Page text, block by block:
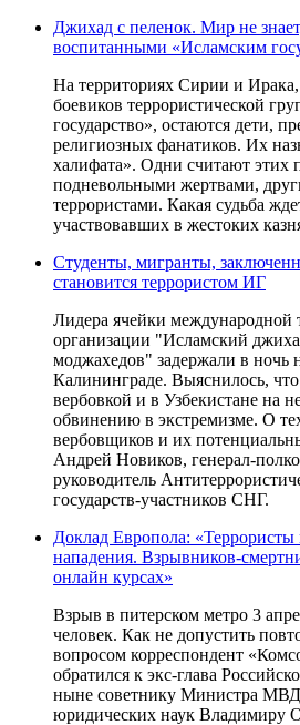
Джихад с пеленок. Мир не
воспитанными «Исламским
На территориях Сирии и
боевиков террористической
государство», остаются дети,
религиозных фанатиков. Их
халифата». Одни считают этих
подневольными жертвами,
террористами. Какая судьба
участвовавших в жестоких
Студенты, мигранты,
становится террористом ИГ
Лидера ячейки международной
организации "Исламский
моджахедов" задержали в ночь
Калининграде. Выяснилось,
вербовкой и в Узбекистане на
обвинению в экстремизме. О
вербовщиков и их
Андрей Новиков, генерал-
руководитель
государств-участников СНГ.
Доклад Европола: «Террористы
нападения. Взрывников-
онлайн курсах»
Взрыв в питерском метро 3
человек. Как не допустить
вопросом корреспондент
обратился к экс-глава
ныне советнику Министра
юридических наук Владимиру